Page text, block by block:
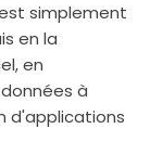
simplement
en la
en
à
d'applications